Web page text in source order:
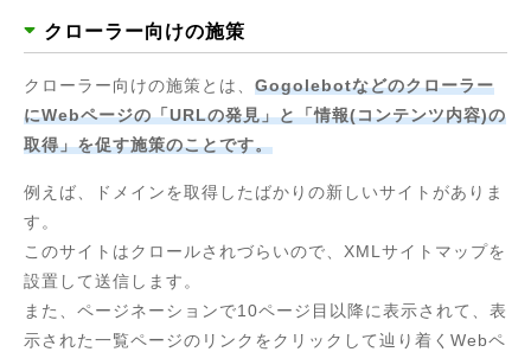
クローラー向けの施策
クローラー向けの施策とは、 Gogolebotなどのクローラー
にWebページの「URLの発見」と「情報(コンテンツ内容)の
取得」を促す施策のことです。
例えば、ドメインを取得したばかりの新しいサイトがありま
す。
このサイトはクロールされづらいので、XMLサイトマップを
設置して送信します。
また、ページネーションで10ページ目以降に表示されて、表
示された一覧ページのリンクをクリックして辿り着くWebペ